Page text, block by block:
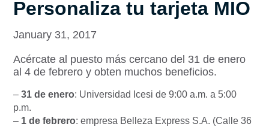
Personaliza tu tarjeta MIO
January 31, 2017
Acércate al puesto más cercano del 31 de enero
al 4 de febrero y obten muchos beneficios.
– 31 de enero: Universidad Icesi de 9:00 a.m. a 5:00
p.m.
– 1 de febrero: empresa Belleza Express S.A. (Calle 36